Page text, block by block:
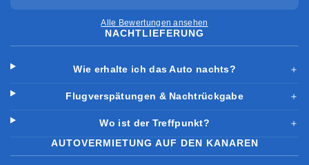
Alle Bewertungen ansehen
NACHTLIEFERUNG
Wie erhalte ich das Auto nachts? ＋
Flugverspätungen & Nachtrückgabe ＋
Wo ist der Treffpunkt?
＋
AUTOVERMIETUNG AUF DEN KANAREN